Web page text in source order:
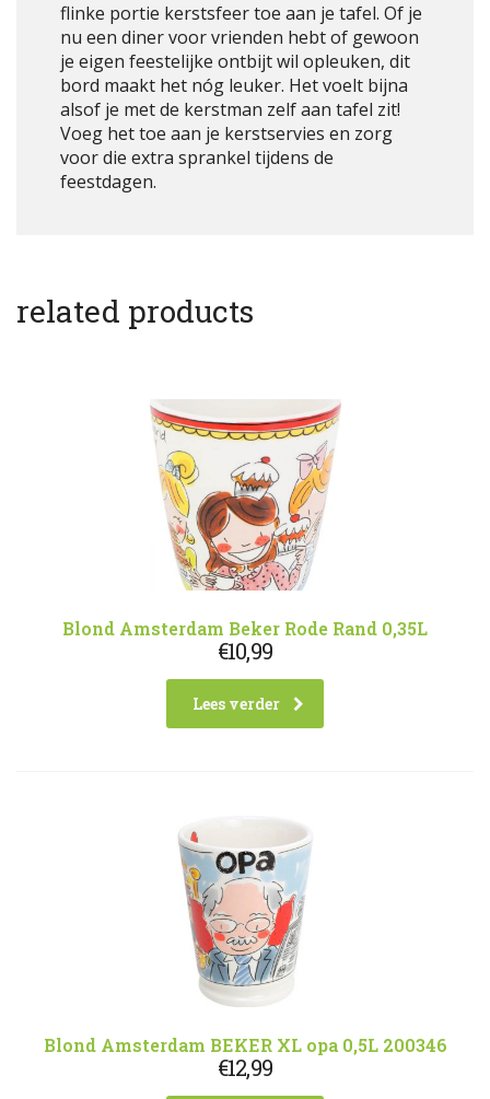
flinke portie kerstsfeer toe aan je tafel. Of je
nu een diner voor vrienden hebt of gewoon
je eigen feestelijke ontbijt wil opleuken, dit
bord maakt het nóg leuker. Het voelt bijna
alsof je met de kerstman zelf aan tafel zit!
Voeg het toe aan je kerstservies en zorg
voor die extra sprankel tijdens de
feestdagen.
related products
Blond Amsterdam Beker Rode Rand 0,35L
€10,99
Lees verder
Blond Amsterdam BEKER XL opa 0,5L 200346
€12,99